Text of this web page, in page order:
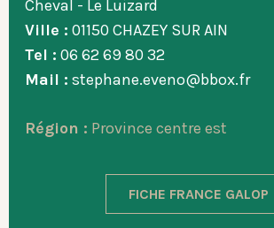
Cheval - Le Luizard
Ville : 01150 CHAZEY SUR AIN
Tel : 06 62 69 80 32
Mail : stephane.eveno@bbox.fr
Région : Province centre est
FICHE FRANCE GALOP